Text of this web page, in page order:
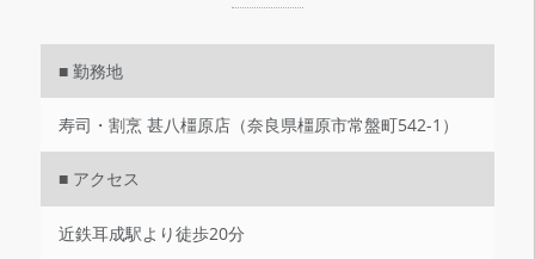
■ 勤務地
寿司・割烹 甚八橿原店（奈良県橿原市常盤町542-1）
■ アクセス
近鉄耳成駅より徒歩20分